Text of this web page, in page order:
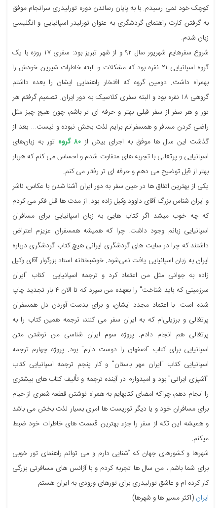
کوچک خود نمی رسیدم. با به پایان رساندن دوره تورلیدری سرانجام موفق
به گرفتن کارت راهنمای گردشگری به عنوان تورلیدر اسپانیایی و انگلیسی
زبان شدم.
شروع سفرهایم شهریور سال ۹۲ و از شهر تبریز بود: سفری ۱۷ روزه با یک
گروه اسپانیایی ۲۱ نفره بود که مشکلات و البته خاطرات شیرین خودش را
بهمراه داشت. دومین گروه که افتخار راهنمایی ایشان را بعده داشتم
گروهی ۱۸ نفره بود و البته سفری کلاسیک به دور ایران. تصمیم گرفتم هر
تور و هر سفر از سفر قبلی بهتر و حرفه ای تر باشم، چون هیچ چیز مثل
راضی کردن مسافر و همسفرانم برایم لذت بخش نبوده و نیست... بعد از
گذشت این سال ها موفق به اجرای بیش از ۸۰ گروه
تور به زبان‌های
اسپانیایی و پرتغالی با تجربه های متفاوت شدم و احساس می کنم که هربار
بهتر از قبل توضیح می دهم و حرفه ای تر رفتار می کنم.
یکی از بهترین اتفاق ها در حین سفر به دور ایران آشنا شدن با عکاس، ناشر
و ایران شناس بزرگ آقای داوود وکیل زاده بود. از مدت ها قبل فکر می کردم
که چه خوب میشد اگر کتاب هایی به زبان اسپانیایی برای مسافران
اسپانیایی زبانم وجود داشت. چرا که همیشه همسفران عزیزم اعتراض
داشتند که چرا در سایت های گردشگری ایرانی هیچ کتاب گردشگری درباره
ایران به زبان اسپانیایی یافت نمی‌شود. خوشبختانه استاد بزرگوار آقای وکیل
زاده به جوانی مثل من اعتماد کرد و ترجمه اسپانیایی کتاب "ایران
سرزمینی که باید شناخت" را بعهده من سپرد که تا الان ۴ بار تجدید چاپ
شده است. با اعتماد مجدد ایشان، و برای بدست آوردن دل همسفران
پرتغالی و برزیلی‌ام که به ایران سفر می کنند، ترجمه همین کتاب را به
پرتغالی هم انجام دادم. پروژه سوم ایران شناسی من نوشتن متن
اسپانیایی برای کتاب "اصفهان را دوست دارم" بود. پروژه چهارم ترجمه
اسپانیایی کتاب "ایران مهر باستان" و کار پنجم ترجمه اسپانیایی کتاب
"آشپزی ایرانی" بود و امیدوارم در آینده ترجمه و تألیف کتاب های بیشتری
را انجام دهم، چراکه امضای کتابهایم به همراه نوشتن قطعه شعری از خیام
برای مسافران خود و یا دیگر توریست ها امری بسیار لذت بخش می باشد
و همیشه این تکه از سفر را جزء بهترین قسمت های خاطرات خود ضبط
میکنم.
شهرها و کشورهای جهان که آشنایی دارم و می توانم راهنمای تور خوبی
برای شما باشم ، من سال ها تجربه کردم و با آژانس های مسافرتی بزرگی
کار کرده ام و عاشق تورلیدری برای تورهای ورودی به ایران هستم.
ایران (اکثر مسیر ها و شهرها)